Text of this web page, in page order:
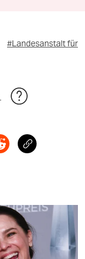
#Landesanstalt für